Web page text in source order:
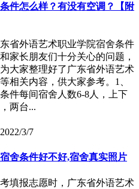
件怎么样？有没有空调？【附
省外语艺术职业学院宿舍条件
家长朋友们十分关心的问题，
大家整理好了广东省外语艺术
相关内容，供大家参考。1、
件每间宿舍人数6-8人，上下
两台...
2022/3/7
舍条件好不好,宿舍真实照片
填报志愿时，广东省外语艺术